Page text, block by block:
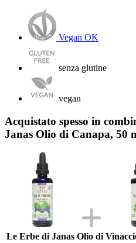
Vegan OK
senza glutine
vegan
Acquistato spesso in
Janas Olio di Canapa, 50
Le Erbe di Janas Olio di